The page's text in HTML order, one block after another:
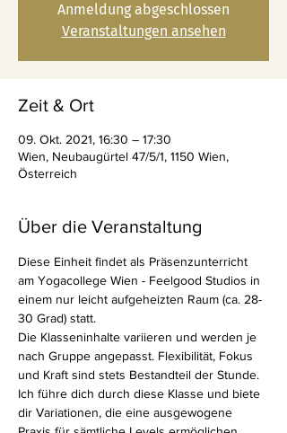
Anmeldung abgeschlossen
Veranstaltungen ansehen
Zeit & Ort
09. Okt. 2021, 16:30 – 17:30
Wien, Neubaugürtel 47/5/1, 1150 Wien,
Österreich
Über die Veranstaltung
Diese Einheit findet als Präsenzunterricht
am Yogacollege Wien - Feelgood Studios in
einem nur leicht aufgeheizten Raum (ca. 28-
30 Grad) statt.
Die Klasseninhalte variieren und werden je
nach Gruppe angepasst. Flexibilität, Fokus
und Kraft sind stets Bestandteil der Stunde.
Ich führe dich durch diese Klasse und biete
dir Variationen, die eine ausgewogene